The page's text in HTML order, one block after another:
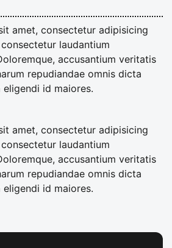
amet, consectetur adipisicing
laudantium
accusantium veritatis
repudiandae omnis dicta
id maiores.
amet, consectetur adipisicing
laudantium
accusantium veritatis
repudiandae omnis dicta
id maiores.